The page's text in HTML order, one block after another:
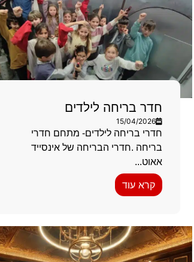
חדר בריחה לילדים
15/04/2026
חדרי בריחה לילדים- מתחם חדרי
בריחה .חדרי הבריחה של אינסייד
אאוט...
קרא עוד